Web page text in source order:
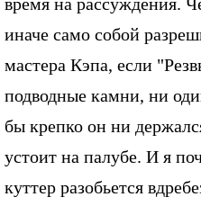
иначе само собой
мастера Кэпа, если
подводные камни, ни
бы крепко он ни
устоит на палубе. И я
куттер разобьется